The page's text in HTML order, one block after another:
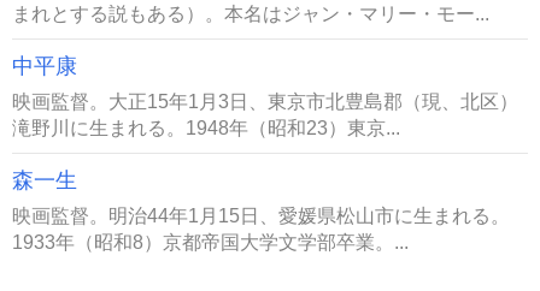
まれとする説もある）。本名はジャン・マリー・モー...
中平康
映画監督。大正15年1月3日、東京市北豊島郡（現、北区）
滝野川に生まれる。1948年（昭和23）東京...
森一生
映画監督。明治44年1月15日、愛媛県松山市に生まれる。
1933年（昭和8）京都帝国大学文学部卒業。...